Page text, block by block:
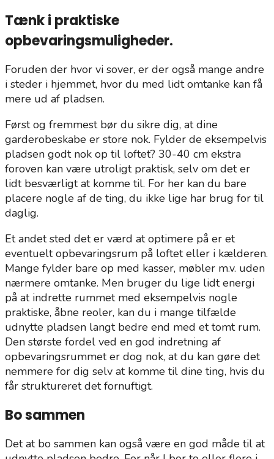
Tænk i praktiske
opbevaringsmuligheder.
Foruden der hvor vi sover, er der også mange andre
i steder i hjemmet, hvor du med lidt omtanke kan få
mere ud af pladsen.
Først og fremmest bør du sikre dig, at dine
garderobeskabe er store nok. Fylder de eksempelvis
pladsen godt nok op til loftet? 30-40 cm ekstra
foroven kan være utroligt praktisk, selv om det er
lidt besværligt at komme til. For her kan du bare
placere nogle af de ting, du ikke lige har brug for til
daglig.
Et andet sted det er værd at optimere på er et
eventuelt opbevaringsrum på loftet eller i kælderen.
Mange fylder bare op med kasser, møbler m.v. uden
nærmere omtanke. Men bruger du lige lidt energi
på at indrette rummet med eksempelvis nogle
praktiske, åbne reoler, kan du i mange tilfælde
udnytte pladsen langt bedre end med et tomt rum.
Den største fordel ved en god indretning af
opbevaringsrummet er dog nok, at du kan gøre det
nemmere for dig selv at komme til dine ting, hvis du
får struktureret det fornuftigt.
Bo sammen
Det at bo sammen kan også være en god måde til at